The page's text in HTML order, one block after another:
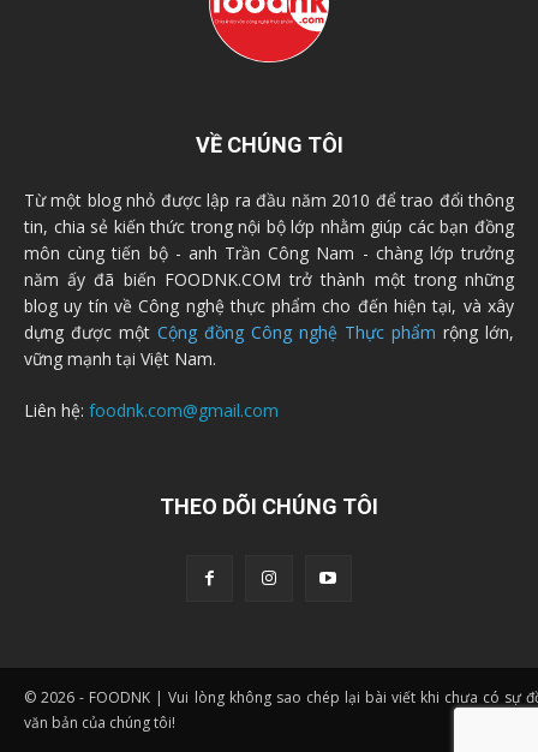
VỀ CHÚNG TÔI
Từ một blog nhỏ được lập ra đầu năm 2010 để trao đổi thông
tin, chia sẻ kiến thức trong nội bộ lớp nhằm giúp các bạn đồng
môn cùng tiến bộ - anh Trần Công Nam - chàng lớp trưởng
năm ấy đã biến FOODNK.COM trở thành một trong những
blog uy tín về Công nghệ thực phẩm cho đến hiện tại, và xây
dựng được một Cộng đồng Công nghệ Thực phẩm rộng lớn,
vững mạnh tại Việt Nam.
Liên hệ: foodnk.com@gmail.com
THEO DÕI CHÚNG TÔI
© 2026 - FOODNK | Vui lòng không sao chép lại bài viết khi chưa có sự
văn bản của chúng tôi!